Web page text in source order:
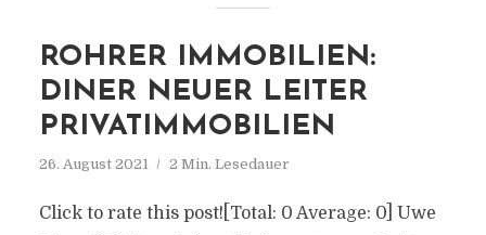
ROHRER IMMOBILIEN:
DINER NEUER LEITER
PRIVATIMMOBILIEN
26. August 2021 2 Min. Lesedauer
Click to rate this post![Total: 0 Average: 0] Uwe